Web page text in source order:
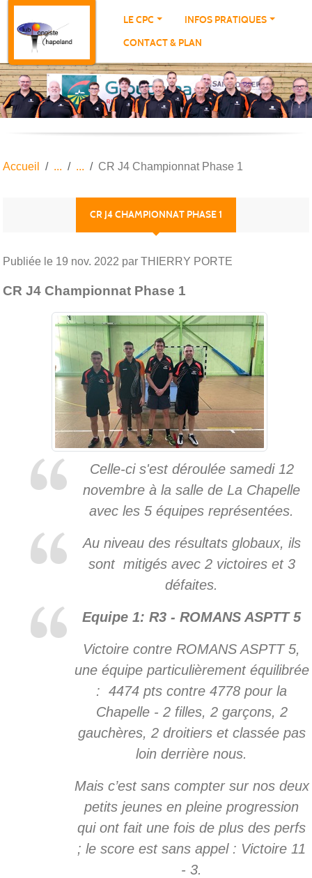
LE CPC
INFOS PRATIQUES
CONTACT & PLAN
Accueil CR J4 Championnat Phase 1
CR J4 CHAMPIONNAT PHASE 1
Publiée le 19 nov. 2022 par THIERRY PORTE
CR J4 Championnat Phase 1
Celle-ci s'est déroulée samedi 12
novembre à la salle de La Chapelle
avec les 5 équipes représentées.
Au niveau des résultats globaux, ils
sont mitigés avec 2 victoires et 3
défaites.
Equipe 1: R3 - ROMANS ASPTT 5
Victoire contre ROMANS ASPTT 5,
une équipe particulièrement équilibrée
: 4474 pts contre 4778 pour la
Chapelle - 2 filles, 2 garçons, 2
gauchères, 2 droitiers et classée pas
loin derrière nous.
Mais c’est sans compter sur nos deux
petits jeunes en pleine progression
qui ont fait une fois de plus des perfs
; le score est sans appel : Victoire 11
- 3.
Panneau de gestion des cookies